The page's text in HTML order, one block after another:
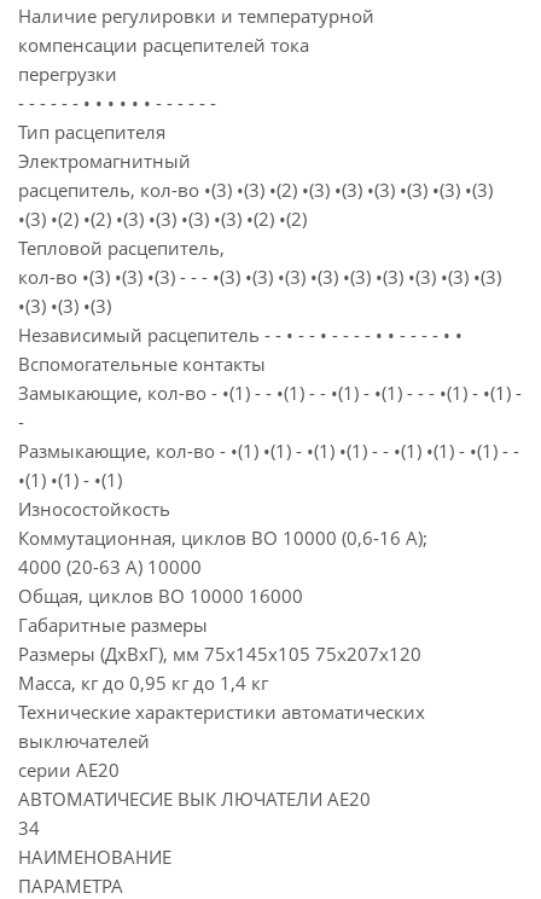
Наличие регулировки и температурной
компенсации расцепителей тока
перегрузки
- - - - - - • • • • • • - - - - - -
Тип расцепителя
Электромагнитный
расцепитель, кол-во •(3) •(3) •(2) •(3) •(3) •(3) •(3) •(3) •(3)
•(3) •(2) •(2) •(3) •(3) •(3) •(3) •(2) •(2)
Тепловой расцепитель,
кол-во •(3) •(3) •(3) - - - •(3) •(3) •(3) •(3) •(3) •(3) •(3) •(3) •(3)
•(3) •(3) •(3)
Независимый расцепитель - - • - - • - - - - • • - - - - • •
Вспомогательные контакты
Замыкающие, кол-во - •(1) - - •(1) - - •(1) - •(1) - - - •(1) - •(1) -
-
Размыкающие, кол-во - •(1) •(1) - •(1) •(1) - - •(1) •(1) - •(1) - -
•(1) •(1) - •(1)
Износостойкость
Коммутационная, циклов ВО 10000 (0,6-16 А);
4000 (20-63 А) 10000
Общая, циклов ВО 10000 16000
Габаритные размеры
Размеры (ДхВхГ), мм 75x145x105 75х207х120
Масса, кг до 0,95 кг до 1,4 кг
Технические характеристики автоматических
выключателей
серии АЕ20
АВТОМАТИЧЕСИЕ ВЫК ЛЮЧАТЕЛИ АЕ20
34
НАИМЕНОВАНИЕ
ПАРАМЕТРА